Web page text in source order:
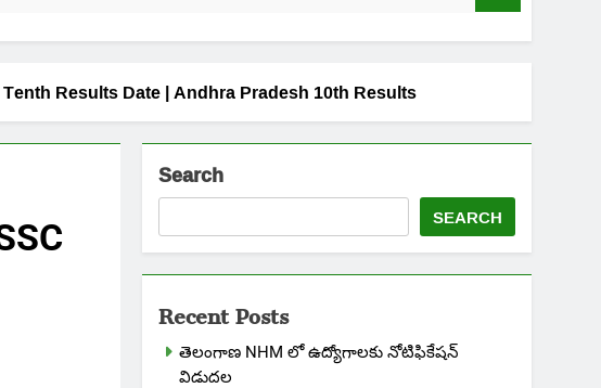
Tenth Results Date | Andhra Pradesh 10th Results
Search
SEARCH
Recent Posts
తెలంగాణ NHM లో ఉద్యోగాలకు నోటిఫికేషన్
విడుదల